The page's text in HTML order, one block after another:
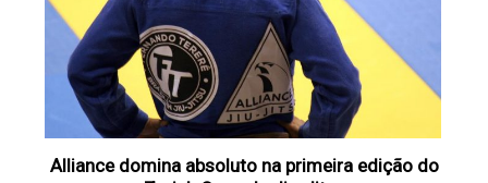
Alliance domina absoluto na primeira edição do